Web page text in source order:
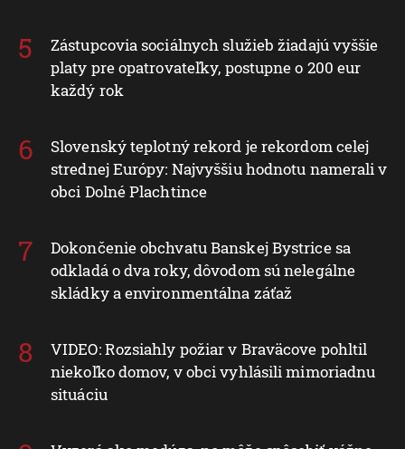
Zástupcovia sociálnych služieb žiadajú vyššie
platy pre opatrovateľky, postupne o 200 eur
každý rok
Slovenský teplotný rekord je rekordom celej
strednej Európy: Najvyššiu hodnotu namerali v
obci Dolné Plachtince
Dokončenie obchvatu Banskej Bystrice sa
odkladá o dva roky, dôvodom sú nelegálne
skládky a environmentálna záťaž
VIDEO: Rozsiahly požiar v Braväcove pohltil
niekoľko domov, v obci vyhlásili mimoriadnu
situáciu